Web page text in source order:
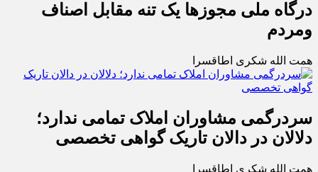
درگاه ملی مجوزها یک تنه مقابل اصناف
ومردم
همت الله شکری اطاقسرا
سردرگمی مشاوران املاک تمامی ندارد؛
دلالان در دالان تاریک گواهی تخصصی
همت الله شکری اطاقسرا